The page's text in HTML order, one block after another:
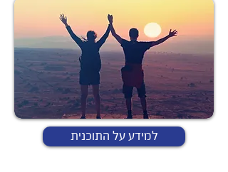
למידע על התוכנית